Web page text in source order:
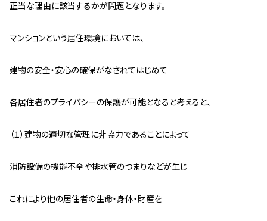
正当な理由に該当するかが問題となります。
マンションという居住環境においては、
建物の安全・安心の確保がなされてはじめて
各居住者のプライバシーの保護が可能となると考えると、
（１）建物の適切な管理に非協力であることによって
消防設備の機能不全や排水管のつまりなどが生じ
これにより他の居住者の生命・身体・財産を